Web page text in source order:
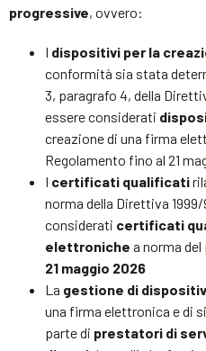
progressive, ovvero:
I dispositivi per la
conformità sia stata
3, paragrafo 4, della
essere considerati
creazione di una firma
Regolamento fino al 21
I certificati qualificati
norma della Direttiva
considerati certificati
elettroniche a norma
21 maggio 2026
La gestione di
una firma elettronica e di
parte di prestatori di